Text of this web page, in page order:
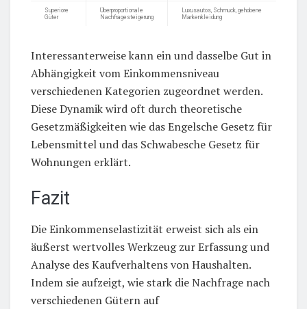
Superiore
Güter
Überproportionale
Nachfragesteigerung
Luxusautos, Schmuck, gehobene
Markenkleidung
Interessanterweise kann ein und dasselbe Gut in
Abhängigkeit vom Einkommensniveau
verschiedenen Kategorien zugeordnet werden.
Diese Dynamik wird oft durch theoretische
Gesetzmäßigkeiten wie das Engelsche Gesetz für
Lebensmittel und das Schwabesche Gesetz für
Wohnungen erklärt.
Fazit
Die Einkommenselastizität erweist sich als ein
äußerst wertvolles Werkzeug zur Erfassung und
Analyse des Kaufverhaltens von Haushalten.
Indem sie aufzeigt, wie stark die Nachfrage nach
verschiedenen Gütern auf